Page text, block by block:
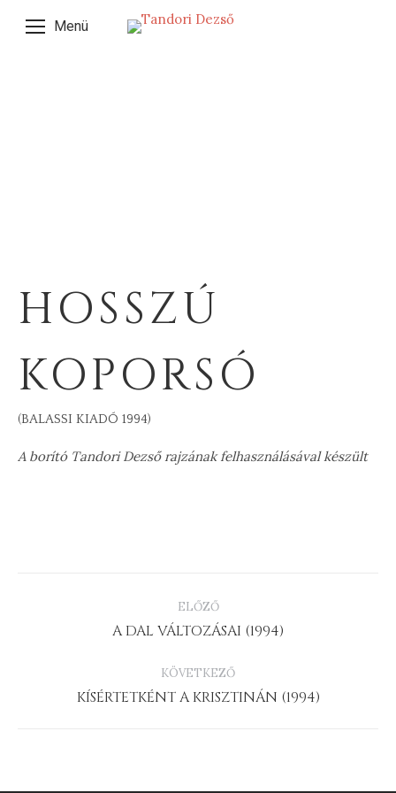
Menü
HOSSZÚ
KOPORSÓ
(BALASSI KIADÓ 1994)
A borító Tandori Dezső rajzának felhasználásával készült
PROJECT
NAVIGATION
ELŐZŐ
Previous
A DAL VÁLTOZÁSAI (1994)
KÖVETKEZŐ
Next
KÍSÉRTETKÉNT A KRISZTINÁN (1994)